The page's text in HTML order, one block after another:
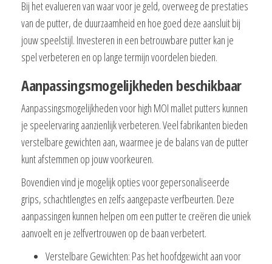
Bij het evalueren van waar voor je geld, overweeg de prestaties
van de putter, de duurzaamheid en hoe goed deze aansluit bij
jouw speelstijl. Investeren in een betrouwbare putter kan je
spel verbeteren en op lange termijn voordelen bieden.
Aanpassingsmogelijkheden beschikbaar
Aanpassingsmogelijkheden voor high MOI mallet putters kunnen
je speelervaring aanzienlijk verbeteren. Veel fabrikanten bieden
verstelbare gewichten aan, waarmee je de balans van de putter
kunt afstemmen op jouw voorkeuren.
Bovendien vind je mogelijk opties voor gepersonaliseerde
grips, schachtlengtes en zelfs aangepaste verfbeurten. Deze
aanpassingen kunnen helpen om een putter te creëren die uniek
aanvoelt en je zelfvertrouwen op de baan verbetert.
Verstelbare Gewichten: Pas het hoofdgewicht aan voor